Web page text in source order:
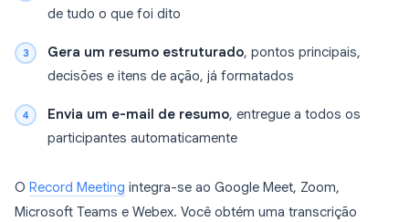
de tudo o que foi dito
Gera um resumo estruturado, pontos principais,
decisões e itens de ação, já formatados
Envia um e-mail de resumo, entregue a todos os
participantes automaticamente
O Record Meeting integra-se ao Google Meet, Zoom,
Microsoft Teams e Webex. Você obtém uma transcrição